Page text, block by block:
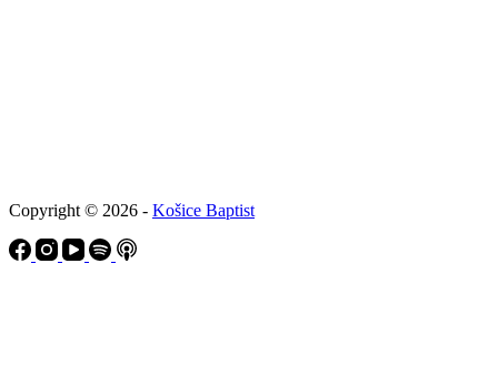
Copyright © 2026 - Košice Baptist